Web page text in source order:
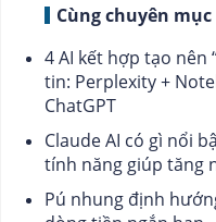
Cùng chuyên mục
4 AI kết hợp tạo nên
tin: Perplexity +
ChatGPT
Claude AI có gì nổi
tính năng giúp tăng
Pú nhung định